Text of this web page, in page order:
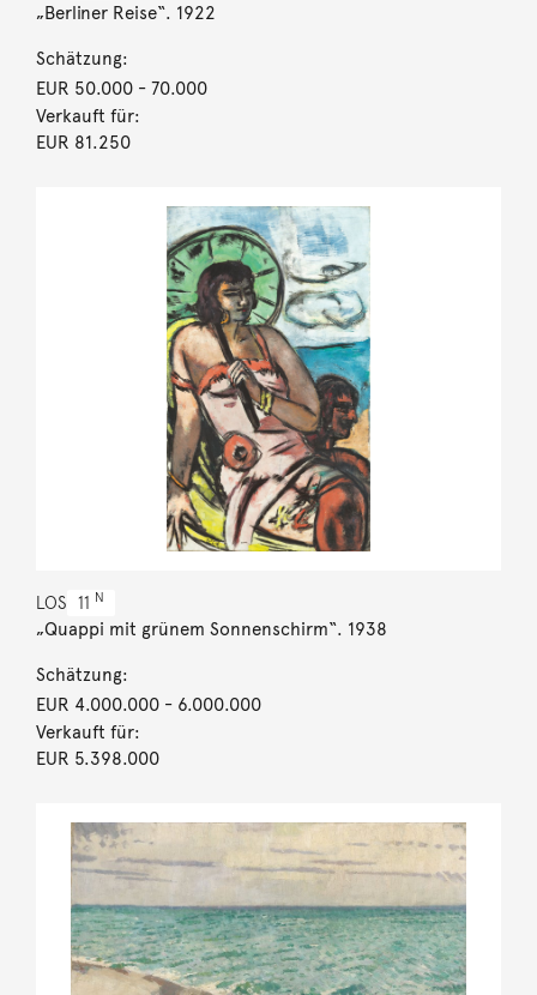
„Berliner Reise“. 1922
Schätzung:
EUR 50.000- 70.000
Verkauft für:
EUR 81.250
LOS 11 N
„Quappi mit grünem Sonnenschirm“. 1938
Schätzung:
EUR 4.000.000- 6.000.000
Verkauft für:
EUR 5.398.000